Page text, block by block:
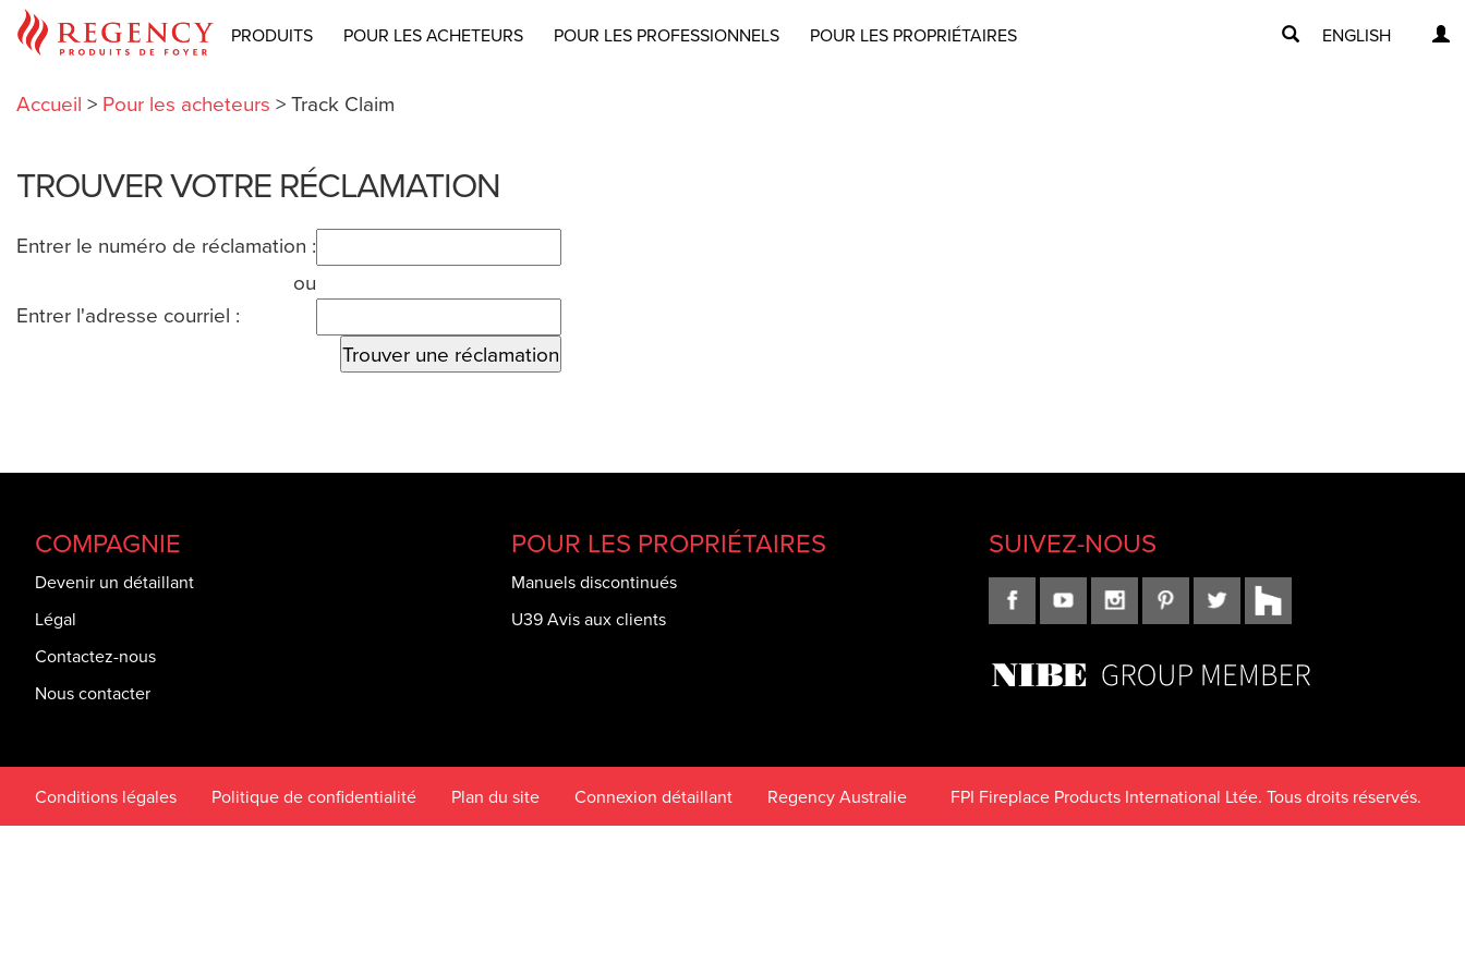
PRODUITS POUR LES ACHETEURS POUR LES PROFESSIONNELS POUR LES PROPRIÉTAIRES ENGLISH
Accueil > Pour les acheteurs >Track Claim
TROUVER VOTRE RÉCLAMATION
Entrer le numéro de réclamation :
ou
Entrer l'adresse courriel :
COMPAGNIE
Devenir un détaillant
Légal
Contactez-nous
Nous contacter
POUR LES PROPRIÉTAIRES
Manuels discontinués
U39 Avis aux clients
SUIVEZ-NOUS
Conditions légales Politique de confidentialité Plan du site Connexion détaillant Regency Australie FPI Fireplace Products International Ltée. Tous droits réservés.